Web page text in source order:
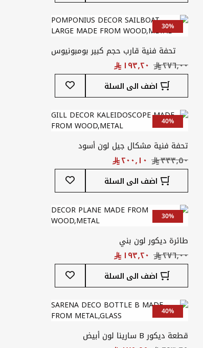
قائمة
المفضلة
30%
تحفة فنية قارب حجم كبير بومبونيوس
اضف الى السلة أضف
إلى
قائمة
المفضلة
40%
تحفة فنية مشكال جيل لون أسود
اضف الى السلة أضف
إلى
قائمة
المفضلة
30%
طائرة ديكور لون بني
اضف الى السلة أضف
إلى
قائمة
المفضلة
40%
قطعة ديكور B سارينا لون أبيض